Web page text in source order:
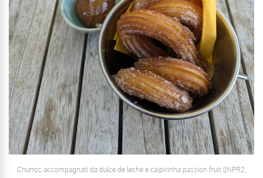
Churros accompagnati da dulce de leche e caipirinha passion fruit (JNPR2,